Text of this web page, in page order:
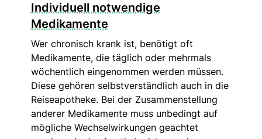
Individuell notwendige
Medikamente
Wer chronisch krank ist, benötigt oft
Medikamente, die täglich oder mehrmals
wöchentlich eingenommen werden müssen.
Diese gehören selbstverständlich auch in die
Reiseapotheke. Bei der Zusammenstellung
anderer Medikamente muss unbedingt auf
mögliche Wechselwirkungen geachtet